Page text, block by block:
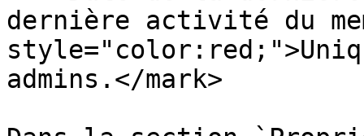
dernière activité du
admins.</mark>